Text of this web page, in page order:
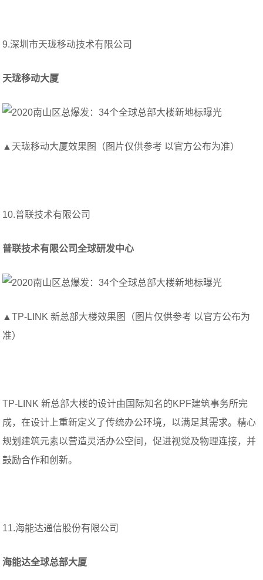
9.深圳市天珑移动技术有限公司
天珑移动大厦
▲天珑移动大厦效果图（图片仅供参考 以官方公布为准）
10.普联技术有限公司
普联技术有限公司全球研发中心
▲TP-LINK 新总部大楼效果图（图片仅供参考 以官方公布为
准）
TP-LINK 新总部大楼的设计由国际知名的KPF建筑事务所完
成，在设计上重新定义了传统办公环境，以满足其需求。精心
规划建筑元素以营造灵活办公空间，促进视觉及物理连接，并
鼓励合作和创新。
11.海能达通信股份有限公司
海能达全球总部大厦